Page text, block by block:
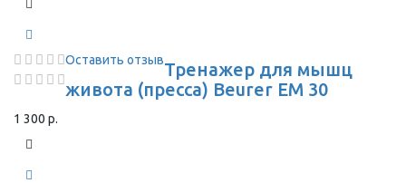
Оставить отзывТренажер для мышц
живота (пресса) Beurer EM 30
1 300 р.